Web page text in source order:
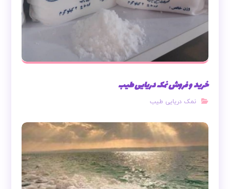
خرید و فروش نمک دریایی طیب
نمک دریایی طیب